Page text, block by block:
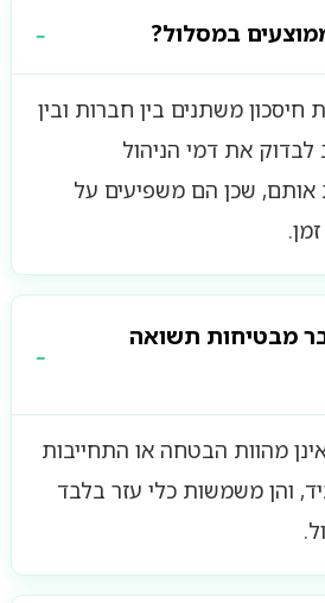
במסלול?
חיסכון משתנים בין חברות ובין
לבדוק את דמי הניהול
אותם, שכן הם משפיעים על
מבטיחות תשואה
מהוות הבטחה או התחייבות
והן משמשות כלי עזר בלבד